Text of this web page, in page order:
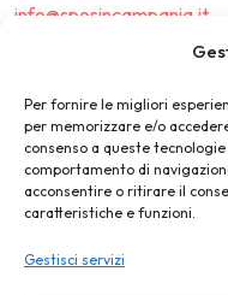
Per fornire le migliori
per memorizzare e/o
consenso a queste
comportamento di
acconsentire o ritirare il
caratteristiche e funzioni.
Gestisci servizi
info@sposincampania.it
sposincampania@pec.it
Link
Top100
News e Tendenze
Destination Wedding